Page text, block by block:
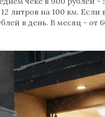
литров на 100 км. Если
в день. В месяц - от